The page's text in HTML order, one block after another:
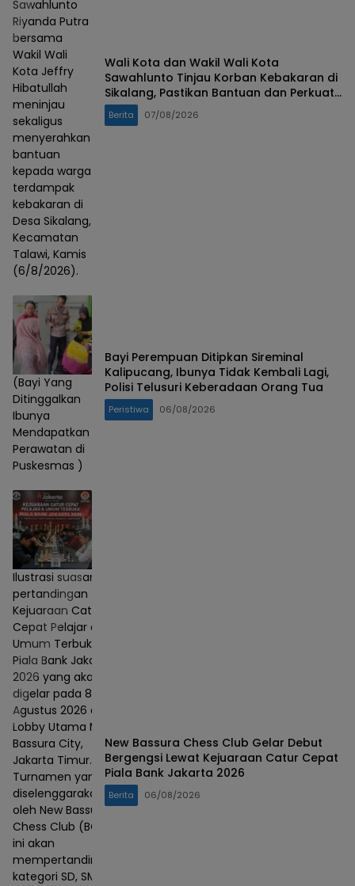
Sawahlunto
Riyanda Putra
bersama
Wakil Wali
Kota Jeffry
Hibatullah
meninjau
sekaligus
menyerahkan
bantuan
kepada warga
terdampak
kebakaran di
Desa Sikalang,
Kecamatan
Talawi, Kamis
(6/8/2026).
Wali Kota dan Wakil Wali Kota
Sawahlunto Tinjau Korban Kebakaran di
Sikalang, Pastikan Bantuan dan Perkuat
Mitigasi Bencana
Berita 07/08/2026
(Bayi Yang
Ditinggalkan
Ibunya
Mendapatkan
Perawatan di
Puskesmas )
Bayi Perempuan Ditipkan Sireminal
Kalipucang, Ibunya Tidak Kembali Lagi,
Polisi Telusuri Keberadaan Orang Tua
Peristiwa 06/08/2026
Ilustrasi suasana
pertandingan
Kejuaraan Catur
Cepat Pelajar dan
Umum Terbuka
Piala Bank Jakarta
2026 yang akan
digelar pada 8–9
Agustus 2026 di
Lobby Utama Mall
Bassura City,
Jakarta Timur.
Turnamen yang
diselenggarakan
oleh New Bassura
Chess Club (BCC)
ini akan
mempertandingkan
kategori SD, SMP,
New Bassura Chess Club Gelar Debut
Bergengsi Lewat Kejuaraan Catur Cepat
Piala Bank Jakarta 2026
Berita 06/08/2026